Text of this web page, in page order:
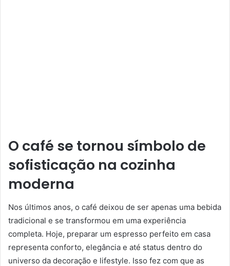
O café se tornou símbolo de
sofisticação na cozinha
moderna
Nos últimos anos, o café deixou de ser apenas uma bebida
tradicional e se transformou em uma experiência
completa. Hoje, preparar um espresso perfeito em casa
representa conforto, elegância e até status dentro do
universo da decoração e lifestyle. Isso fez com que as